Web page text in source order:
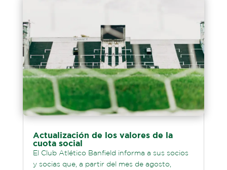
Actualización de los valores de la
cuota social
El Club Atlético Banfield informa a sus socios
y socias que, a partir del mes de agosto,